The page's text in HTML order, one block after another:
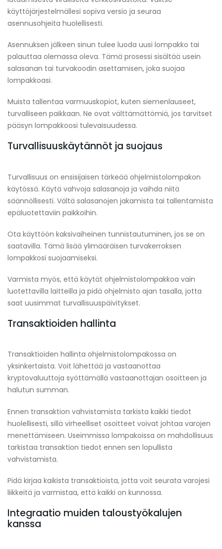
käyttöjärjestelmällesi sopiva versio ja seuraa
asennusohjeita huolellisesti.
Asennuksen jälkeen sinun tulee luoda uusi lompakko tai
palauttaa olemassa oleva. Tämä prosessi sisältää usein
salasanan tai turvakoodin asettamisen, joka suojaa
lompakkoasi.
Muista tallentaa varmuuskopiot, kuten siemenlauseet,
turvalliseen paikkaan. Ne ovat välttämättömiä, jos tarvitset
pääsyn lompakkoosi tulevaisuudessa.
Turvallisuuskäytännöt ja suojaus
Turvallisuus on ensisijaisen tärkeää ohjelmistolompakon
käytössä. Käytä vahvoja salasanoja ja vaihda niitä
säännöllisesti. Vältä salasanojen jakamista tai tallentamista
epäluotettaviin paikkoihin.
Ota käyttöön kaksivaiheinen tunnistautuminen, jos se on
saatavilla. Tämä lisää ylimääräisen turvakerroksen
lompakkosi suojaamiseksi.
Varmista myös, että käytät ohjelmistolompakkoa vain
luotettavilla laitteilla ja pidä ohjelmisto ajan tasalla, jotta
saat uusimmat turvallisuuspäivitykset.
Transaktioiden hallinta
Transaktioiden hallinta ohjelmistolompakossa on
yksinkertaista. Voit lähettää ja vastaanottaa
kryptovaluuttoja syöttämällä vastaanottajan osoitteen ja
halutun summan.
Ennen transaktion vahvistamista tarkista kaikki tiedot
huolellisesti, sillä virheelliset osoitteet voivat johtaa varojen
menettämiseen. Useimmissa lompakoissa on mahdollisuus
tarkistaa transaktion tiedot ennen sen lopullista
vahvistamista.
Pidä kirjaa kaikista transaktioista, jotta voit seurata varojesi
liikkeitä ja varmistaa, että kaikki on kunnossa.
Integraatio muiden taloustyökalujen
kanssa